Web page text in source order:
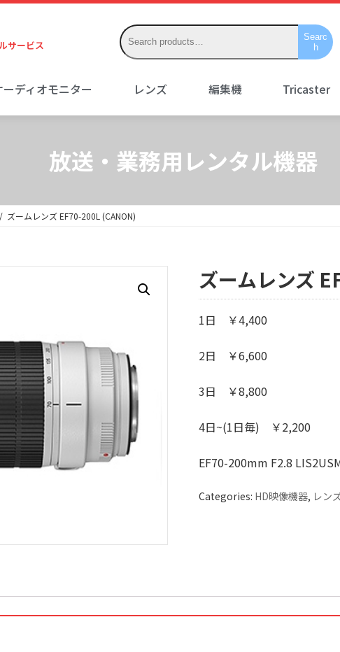
サービス
Searc
h
ディオモニター レンズ 編集機 Tricaster
放送・業務用レンタル機器
ズームレンズ EF70-200L (CANON)
ズームレンズ
1日 ￥4,400
2日 ￥6,600
3日 ￥8,800
4日~(1日毎) ￥2,200
EF70-200mm F2.8
Categories: HD映像機器, レン